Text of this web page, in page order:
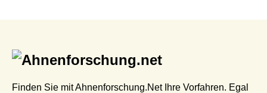
Finden Sie mit Ahnenforschung.Net Ihre Vorfahren. Egal